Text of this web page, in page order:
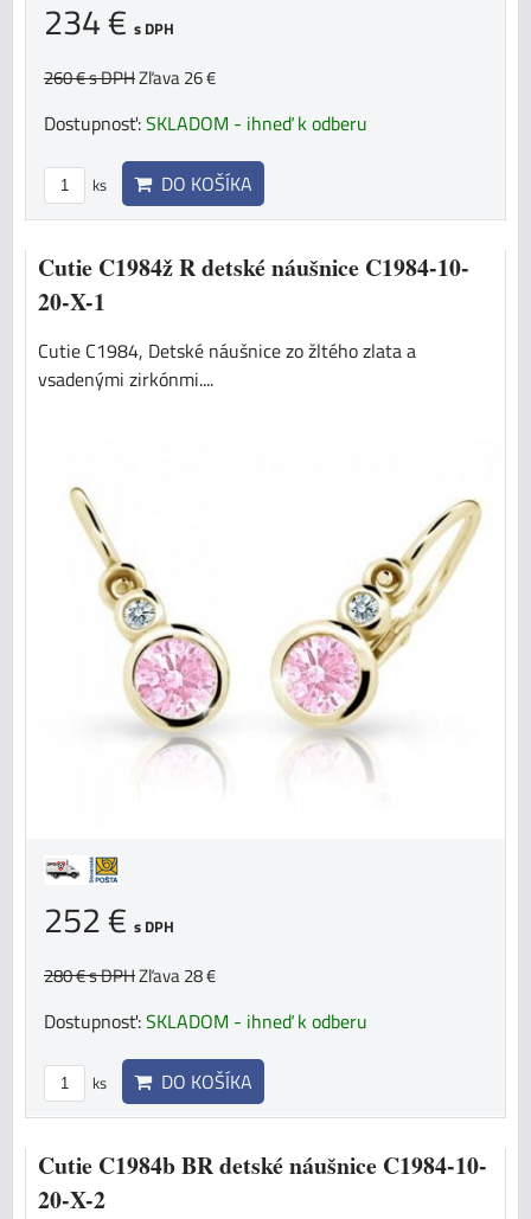
234 € s DPH
260 €s DPHZľava 26 €
Dostupnosť:SKLADOM - ihneď k odberu
ks DO KOŠÍKA
Cutie C1984ž R detské náušnice C1984-10-
20-X-1
Cutie C1984, Detské náušnice zo žltého zlata a
vsadenými zirkónmi....
252 € s DPH
280 €s DPHZľava 28 €
Dostupnosť:SKLADOM - ihneď k odberu
ks DO KOŠÍKA
Cutie C1984b BR detské náušnice C1984-10-
20-X-2